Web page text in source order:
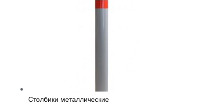
Столбики металлические